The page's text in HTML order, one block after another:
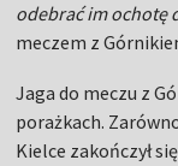
odebrać im ochotę
meczem z
Jaga do meczu z
porażkach.
Kielce zakończył